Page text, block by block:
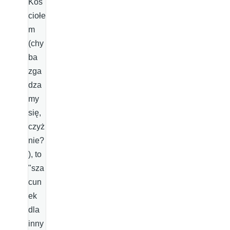
Koś
ciołe
m
(chy
ba
zga
dza
my
się,
czyż
nie?
), to
"sza
cun
ek
dla
inny